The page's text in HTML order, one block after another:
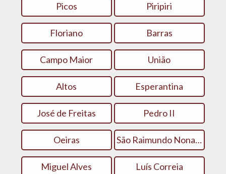
Picos Piripiri
Floriano Barras
Campo Maior União
Altos Esperantina
José de Freitas Pedro II
Oeiras São Raimundo Nonato
Miguel Alves Luís Correia